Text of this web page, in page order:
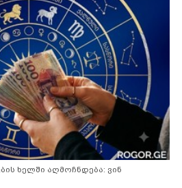
ხელში აღმოჩნდება: ვინ